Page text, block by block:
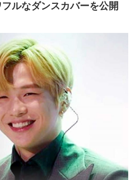
ルなダンスカバーを公開